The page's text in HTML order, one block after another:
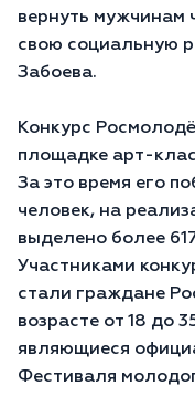
вернуть мужчинам
свою социальную
Забоева.
Конкурс
площадке арт-
За это время его
человек, на
выделено более
Участниками
стали граждане
возрасте от 18 до
являющиеся
Фестиваля